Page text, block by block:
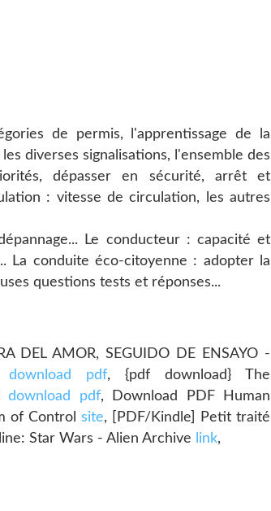
de permis, l'apprentissage de la
diverses signalisations, l'ensemble des
dépasser en sécurité, arrêt et
: vitesse de circulation, les autres
Le conducteur : capacité et
La conduite éco-citoyenne : adopter la
questions tests et réponses...
DEL AMOR, SEGUIDO DE ENSAYO -
download pdf, {pdf download} The
download pdf, Download PDF Human
of Control site, [PDF/Kindle] Petit traité
Star Wars - Alien Archive link,